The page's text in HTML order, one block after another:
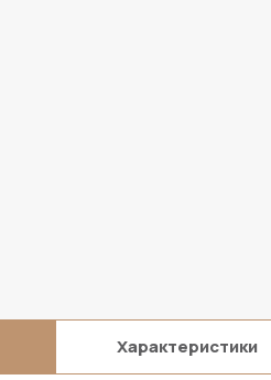
Характеристики